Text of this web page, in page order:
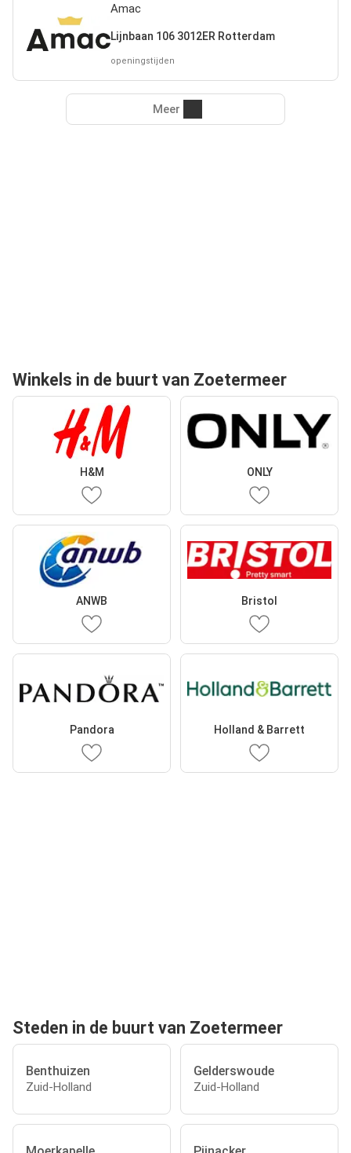
Amac
Lijnbaan 106 3012ER Rotterdam
openingstijden
Meer
Winkels in de buurt van Zoetermeer
H&M ONLY
ANWB Bristol
Pandora Holland & Barrett
Steden in de buurt van Zoetermeer
Benthuizen
Zuid-Holland
Gelderswoude
Zuid-Holland